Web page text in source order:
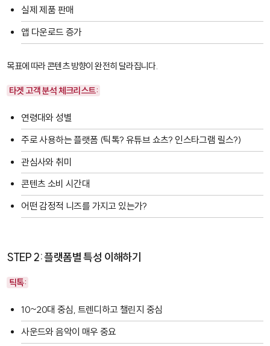
실제 제품 판매
앱 다운로드 증가
목표에 따라 콘텐츠 방향이 완전히 달라집니다.
타겟 고객 분석 체크리스트:
연령대와 성별
주로 사용하는 플랫폼 (틱톡? 유튜브 쇼츠? 인스타그램 릴스?)
관심사와 취미
콘텐츠 소비 시간대
어떤 감정적 니즈를 가지고 있는가?
STEP 2: 플랫폼별 특성 이해하기
틱톡:
10~20대 중심, 트렌디하고 챌린지 중심
사운드와 음악이 매우 중요